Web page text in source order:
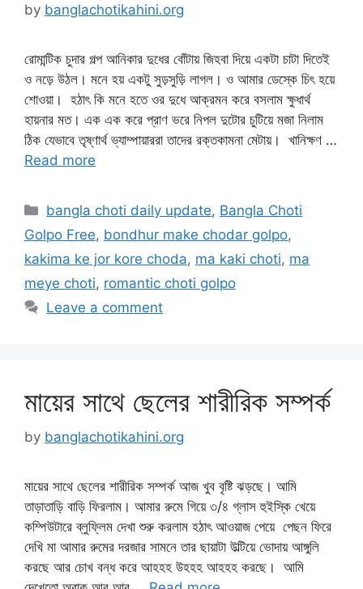
by banglachotikahini.org
রোমান্টিক চুদার গল্প আনিকার দুধের বোঁটায় জিহবা দিয়ে একটা চাটা দিতেই
ও নড়ে উঠল। মনে হয় একটু সুড়সুড়ি লাগল। ও আমার ডেস্কে চিৎ হয়ে
শোওয়া। হঠাৎ কি মনে হতে ওর দুধে আক্রমন করে বসলাম ক্ষুধার্থ
হায়নার মত। এক এক করে প্রাণ ভরে নিপল দুটোর চুটিয়ে মজা নিলাম
ঠিক যেভাবে তৃষ্ণার্থ ভ্যাম্পায়াররা তাদের রক্তকামনা মেটায়। খানিক্ষণ …
Read more
Categories
bangla choti daily update, Bangla Choti
Golpo Free, bondhur make chodar golpo,
kakima ke jor kore choda, ma kaki choti, ma
meye choti, romantic choti golpo
Leave a comment
মায়ের সাথে ছেলের শারীরিক সম্পর্ক
by banglachotikahini.org
মায়ের সাথে ছেলের শারীরিক সম্পর্ক আজ খুব বৃষ্টি ঝড়ছে। আমি
তাড়াতাড়ি বাড়ি ফিরলাম। আমার রুমে গিয়ে ৩/৪ গ্লাস হুইস্কি খেয়ে
কম্পিউটারে ব্লুফ্লিম দেখা শুরু করলাম হঠাৎ আওয়াজ পেয়ে পেছন ফিরে
দেখি মা আমার রুমের দরজার সামনে তার ছায়াটা উল্টিয়ে ভোদায় আঙ্গুলি
করছে আর চোখ বন্ধ করে আহহহ উহহহ আহহহ করছে। আমি